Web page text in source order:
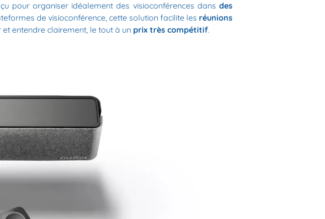
pour organiser idéalement des visioconférences dansdes
de visioconférence, cette solution facilite les réunions
entendre clairement, le tout à un prix très compétitif.